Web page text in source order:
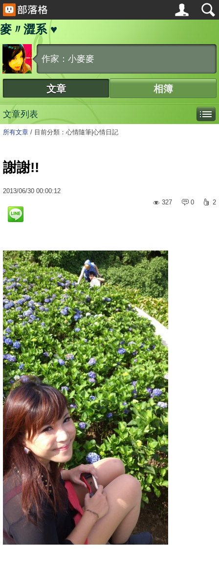
麥〃澀系 ♥
作家：小麥麥
文章 相簿
文章列表
所有文章 / 目前分類：心情隨筆|心情日記
謝謝!!
2013/06/30 00:00:12
327
0 2